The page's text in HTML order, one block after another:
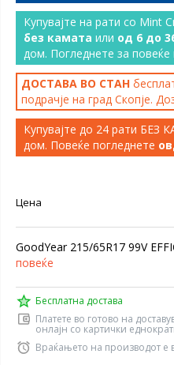
Купувајте на рати со Mint
без камата или од 6 до
дом. Погледнете за
ДОСТАВА ВО СТАН
подрачје на град Скопје.
Купувајте до 24 рати
дом. Повеќе погледнете
Цена
GoodYear 215/65R17 99V
повеќе
Бесплатна достава
Платете во готово на
онлајн со картички
Враќањето на производот